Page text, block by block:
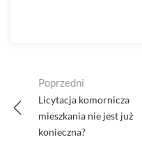
navigation
Poprzedni
Licytacja komornicza
mieszkania nie jest już
konieczna?